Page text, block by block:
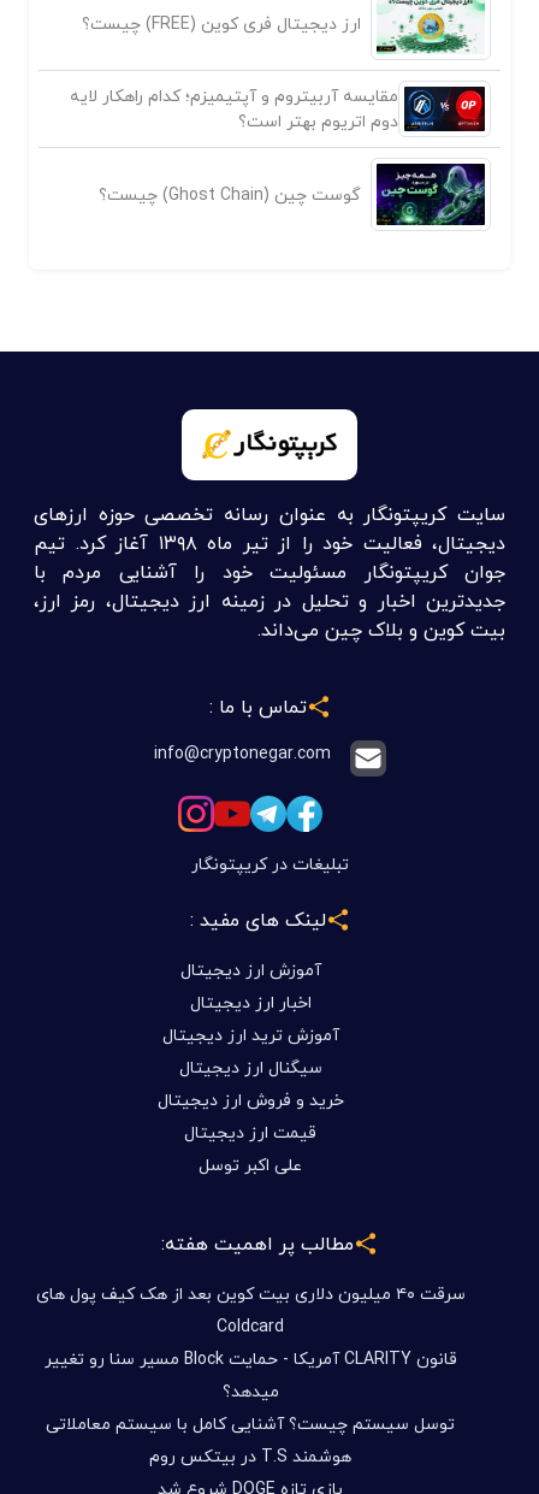
ارز دیجیتال فری کوین (FREE) چیست؟
مقایسه آربیتروم و آپتیمیزم؛ کدام راهکار لایه
دوم اتریوم بهتر است؟
گوست چین (Ghost Chain) چیست؟
سایت کریپتونگار به عنوان رسانه تخصصی حوزه ارزهای
دیجیتال، فعالیت خود را از تیر ماه ۱۳۹۸ آغاز کرد. تیم
جوان کریپتونگار مسئولیت خود را آشنایی مردم با
جدیدترین اخبار و تحلیل در زمینه ارز دیجیتال، رمز ارز،
بیت کوین و بلاک چین می‌داند.
تماس با ما :
info@cryptonegar.com
تبلیغات در کریپتونگار
لینک های مفید :
آموزش ارز دیجیتال
اخبار ارز دیجیتال
آموزش ترید ارز دیجیتال
سیگنال ارز دیجیتال
خرید و فروش ارز دیجیتال
قیمت ارز دیجیتال
علی اکبر توسل
مطالب پر اهمیت هفته:
سرقت ۴۰ میلیون دلاری بیت کوین بعد از هک کیف پول های
Coldcard
قانون CLARITY آمریکا - حمایت Block مسیر سنا رو تغییر
میدهد؟
توسل سیستم چیست؟ آشنایی کامل با سیستم معاملاتی
هوشمند T.S در بیتکس روم